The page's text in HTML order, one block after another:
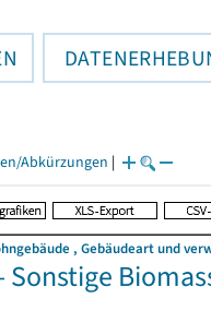
Abkürzungen |
, Gebäudeart und
Sonstige